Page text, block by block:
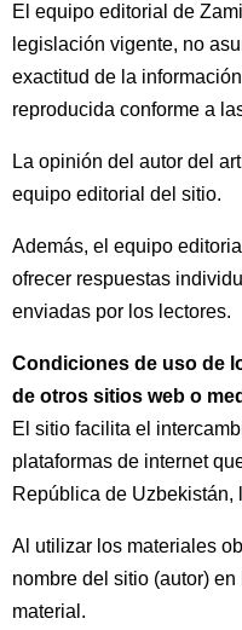
El equipo editorial de
legislación vigente, no
exactitud de la
reproducida conforme a
La opinión del autor del
equipo editorial del sitio.
Además, el equipo
ofrecer respuestas
enviadas por los lectores.
Condiciones de uso de
de otros sitios web o
El sitio facilita el
plataformas de internet
República de Uzbekistán,
Al utilizar los materiales
nombre del sitio (autor)
material.